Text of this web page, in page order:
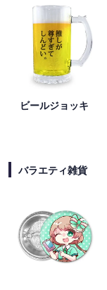
ビールジョッキ
バラエティ雑貨